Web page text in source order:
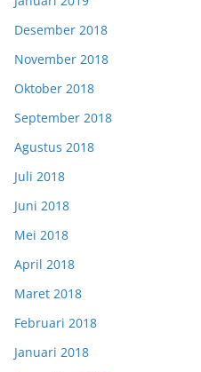
Desember 2018
November 2018
Oktober 2018
September 2018
Agustus 2018
Juli 2018
Juni 2018
Mei 2018
April 2018
Maret 2018
Februari 2018
Januari 2018